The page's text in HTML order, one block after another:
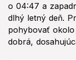
o 04:47 a
dlhý letný deň.
pohybovať
dobrá,